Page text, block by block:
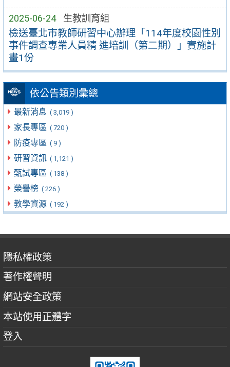
2025-06-24 生教訓育組
檢送臺北市教師研習中心辦理「114年度校園性別
事件調查專業人員精 進培訓（第二期）」實施計
畫1份
依公告類別彙總
最新消息 ( 3,019 )
家長專區 ( 720 )
防疫專區 ( 9 )
研習資訊 ( 1,121 )
甄試專區 ( 138 )
榮譽榜 ( 226 )
教學資源 ( 192 )
隱私權政策
著作權聲明
網站安全政策
本站使用正體字
登入